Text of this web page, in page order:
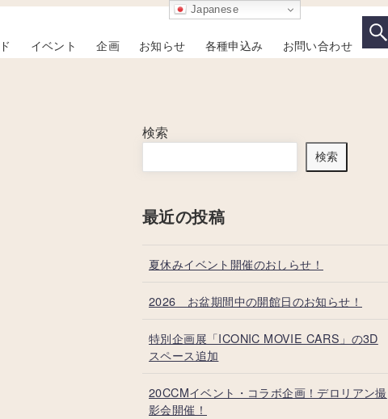
イベント 企画 お知らせ 各種申込み お問い合わせ
検索
検索
最近の投稿
夏休みイベント開催のおしらせ！
2026 お盆期間中の開館日のお知らせ！
特別企画展「ICONIC MOVIE CARS」の3D
スペース追加
20CCMイベント・コラボ企画！デロリアン撮
影会開催！
Japanese